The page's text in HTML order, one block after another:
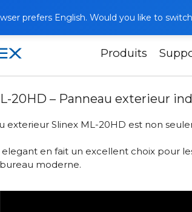
prefers English. Would you like to
Produits
Actualités Slinex ML-20HD –
20HD – Panneau exterieur
exterieur Slinex ML-20HD est non
elegant en fait un excellent choix pour
moderne.